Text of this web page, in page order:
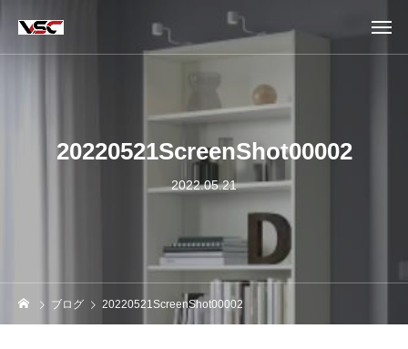
20220521ScreenShot00002
2022.05.21
ブログ 20220521ScreenShot00002